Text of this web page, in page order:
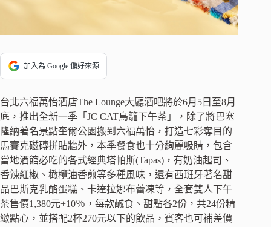
加入為 Google 偏好來源
台北六福萬怡酒店The Lounge大廳酒吧將於6月5日至8月
底，推出全新一季「JC CAT鳥籠下午茶」，除了將巴塞
隆納著名景點奎爾公園搬到六福萬怡，打造七彩奪目的
馬賽克磁磚拼貼牆外，本季餐食也十分絢麗吸睛，包含
當地酒館必吃的各式經典塔帕斯(Tapas)，有奶油起司、
香辣紅椒、橄欖油香煎等多種風味，還有西班牙著名甜
品巴斯克乳酪蛋糕、卡達拉娜布蕾凍等，全套雙人下午
茶售價1,380元+10％，每款鹹食、甜點各2份，共24份精
緻點心，並搭配2杯270元以下的飲品，賓客也可補差價